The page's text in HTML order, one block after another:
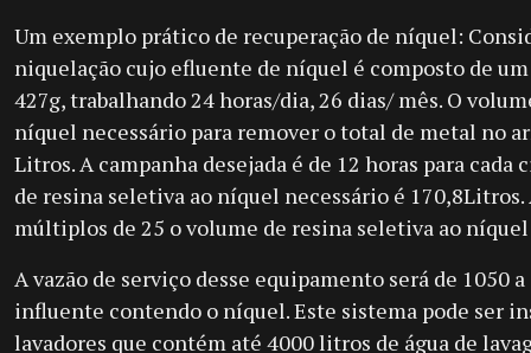
Um exemplo prático de recuperação de níquel:
niquelação cujo efluente de níquel é composto de
427g, trabalhando 24 horas/dia, 26 dias/ mês. O
níquel necessário para remover o total de metal no
Litros. A campanha desejada é de 12 horas para
de resina seletiva ao níquel necessário é
múltiplos de 25 o volume de resina seletiva ao
A vazão de serviço desse equipamento será de 1050
influente contendo o níquel. Este sistema pode ser
lavadores que contém até 4000 litros de água de